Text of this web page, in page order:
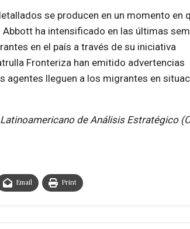
se producen en un momento en
Abbott ha intensificado en las últimas
en el país a través de su iniciativa
Fronteriza han emitido advertencias
agentes lleguen a los migrantes en
de Análisis Estratégico
Email Print